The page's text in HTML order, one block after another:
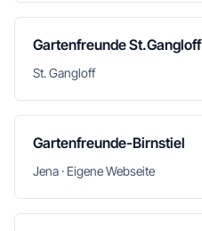
Gartenfreunde St.Gangloff
St. Gangloff
Gartenfreunde-Birnstiel
Jena · Eigene Webseite